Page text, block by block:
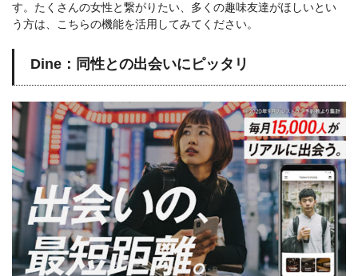
す。たくさんの女性と繋がりたい、多くの趣味友達がほしいとい
う方は、こちらの機能を活用してみてください。
Dine：同性との出会いにピッタリ